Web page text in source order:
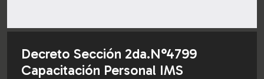
Decreto Sección 2da.N°4799
Capacitación Personal IMS